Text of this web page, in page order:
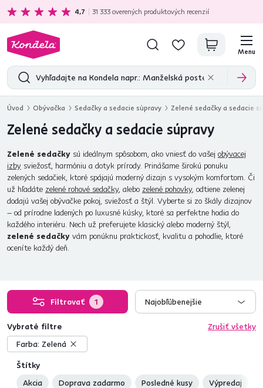
Ekologická doprava zadarmo nad 199 €
4,7 31 333 overených produktových recenzií
Menu
Úvod Obývačka Sedačky a sedacie súpravy Zelené sedačky a sedacie
Zelené sedačky a sedacie súpravy
Zelené sedačky sú ideálnym spôsobom, ako vniesť do vašej obývacej
izby sviežosť, harmóniu a dotyk prírody. Prinášame širokú ponuku
zelených sedačiek, ktoré spájajú moderný dizajn s vysokým komfortom. Či
už hľadáte zelené rohové sedačky, alebo zelené pohovky, odtiene zelenej
dodajú vašej obývačke pokoj, sviežosť a štýl. Vyberte si zo škály dizajnov
– od prírodne ladených po luxusné kúsky, ktoré sa perfektne hodia do
každého interiéru. Nech už preferujete klasický alebo moderný štýl,
zelené sedačky vám ponúknu praktickosť, kvalitu a pohodlie, ktoré
oceníte každý deň.
Filtrovať 1 Najobľúbenejšie
Štítky
Akcia
Doprava zadarmo Posledné kusy Výpredaj
Vybraté filtre
Zrušiť všetky
Farba: Zelená